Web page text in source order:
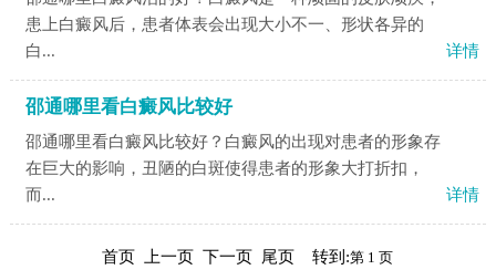
患上白癜风后，患者体表会出现大小不一、形状各异的
白...
详情
邵通哪里看白癜风比较好
邵通哪里看白癜风比较好？白癜风的出现对患者的形象存
在巨大的影响，丑陋的白斑使得患者的形象大打折扣，
而...
详情
首页 上一页 下一页 尾页 转到: